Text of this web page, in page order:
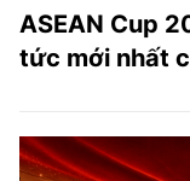
ASEAN Cup
tức mới nhất